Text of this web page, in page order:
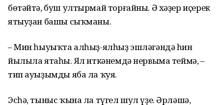
бөтәйтә, буш ултырмай торғайны. Ә хәҙер иҫерек
ятыуҙан башы сыҡманы.
– Мин һыуыҡта алһыҙ-ялһыҙ эшләгәндә һин
йылыла ятаһың. Ял иткәнемдә нервыма теймә, –
тип ауыҙымды яба ла ҡуя.
Эсһә, тыныс ҡына ла түгел шул үҙе. Әрләшә,